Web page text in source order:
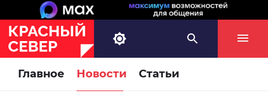
Главное Новости Статьи